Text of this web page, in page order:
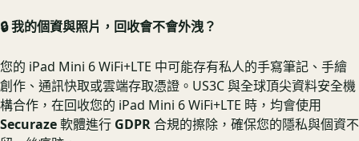
🔒 我的個資與照片，回收會不會外洩？
您的 iPad Mini 6 WiFi+LTE 中可能存有私人的手寫筆記、手繪
創作、通訊快取或雲端存取憑證。US3C 與全球頂尖資料安全機
構合作，在回收您的 iPad Mini 6 WiFi+LTE 時，均會使用
Securaze軟體進行 GDPR合規的擦除，確保您的隱私與個資不